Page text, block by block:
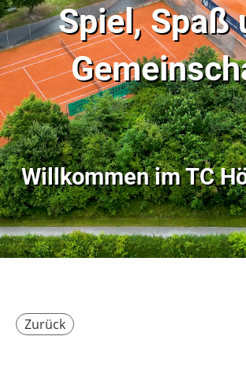
Spiel, Spaß
Willkommen imTC
Zurück